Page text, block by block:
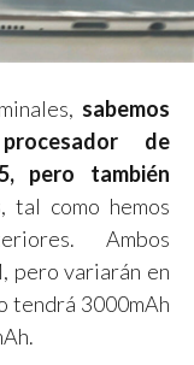
sabemos
de
pero también
, tal como hemos
Ambos
pero variarán en
tendrá 3000mAh